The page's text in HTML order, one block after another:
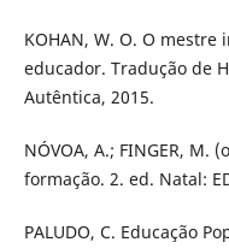
KOHAN, W. O. O
educador. Tradução de
Autêntica, 2015.
NÓVOA, A.; FINGER,
formação. 2. ed. Natal:
PALUDO, C. Educação